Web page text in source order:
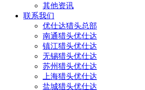
其他资讯
联系我们
优仕达猎头总部
南通猎头优仕达
镇江猎头优仕达
无锡猎头优仕达
苏州猎头优仕达
上海猎头优仕达
盐城猎头优仕达